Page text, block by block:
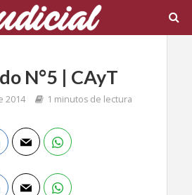
N°5 | CAyT
2014 1 minutos de lectura